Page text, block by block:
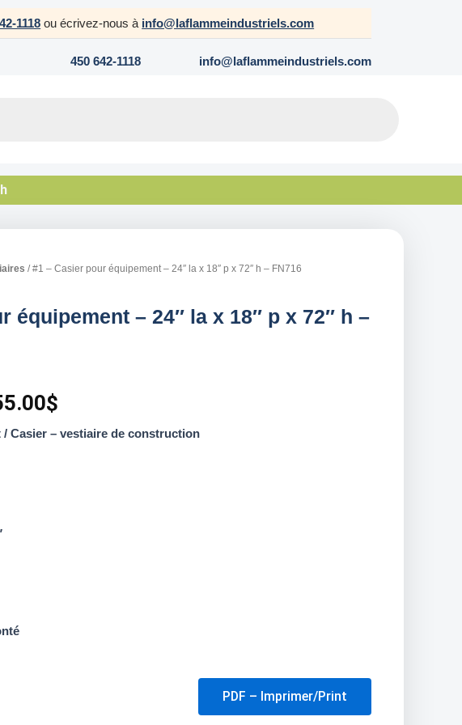
1118 ou écrivez-nous à info@laflammeindustriels.com
450 642-1118 info@laflammeindustriels.com
/ #1 – Casier pour équipement – 24″ la x 18″ p x 72″ h – FN716
équipement – 24″ la x 18″ p x 72″ h –
$
price
Casier – vestiaire de construction
PDF – Imprimer/Print